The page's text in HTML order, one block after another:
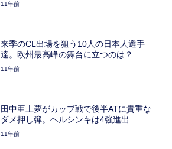
11年前
来季のCL出場を狙う10人の日本人選手
達。欧州最高峰の舞台に立つのは？
11年前
田中亜土夢がカップ戦で後半ATに貴重な
ダメ押し弾。ヘルシンキは4強進出
11年前